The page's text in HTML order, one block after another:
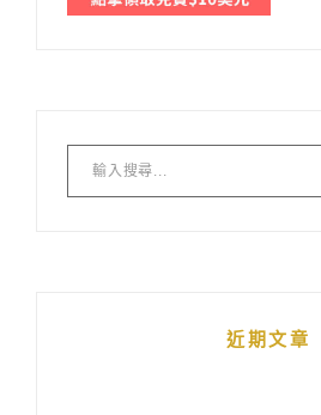
近期文章